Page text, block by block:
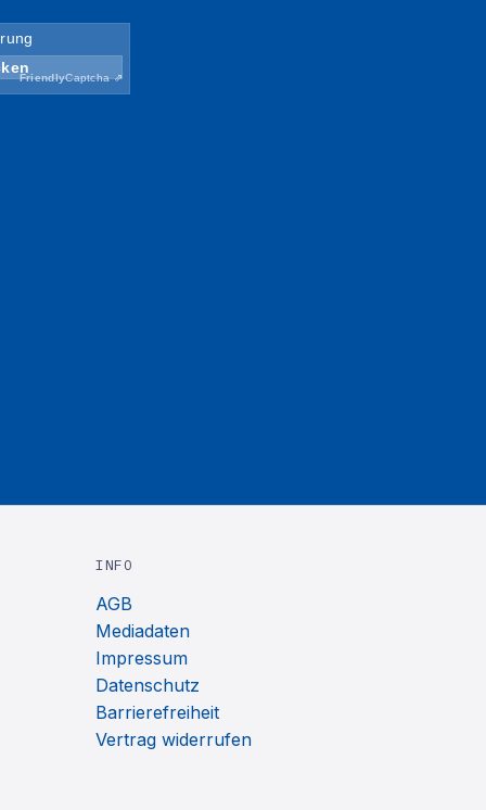
INFO
AGB
Mediadaten
Impressum
Datenschutz
Barrierefreiheit
Vertrag widerrufen